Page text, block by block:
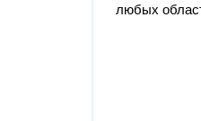
любых